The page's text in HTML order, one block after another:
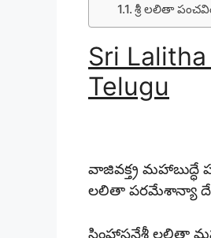
శ్రీ లలితా
Sri
Telugu
వాజివక్త్ర మహాబుద్ధే
లలితా పరమేశాన్యా
సింహాసనేశీ లలితా